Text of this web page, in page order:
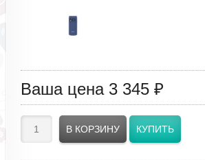
Ваша цена 3 345 ₽